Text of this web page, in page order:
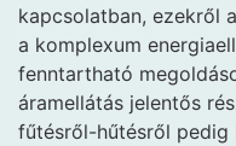
kapcsolatban, ezekről a
a komplexum
fenntartható
áramellátás jelentős
fűtésről-hűtésről pedig